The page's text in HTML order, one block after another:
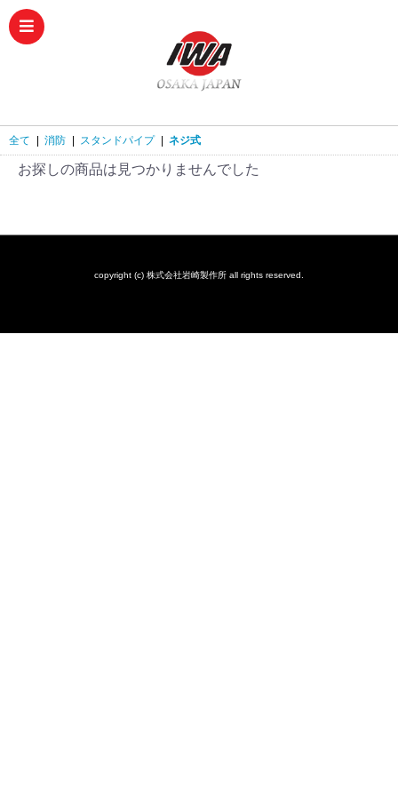
全て | 消防 | スタンドパイプ | ネジ式
お探しの商品は見つかりませんでした
copyright (c) 株式会社岩崎製作所 all rights reserved.